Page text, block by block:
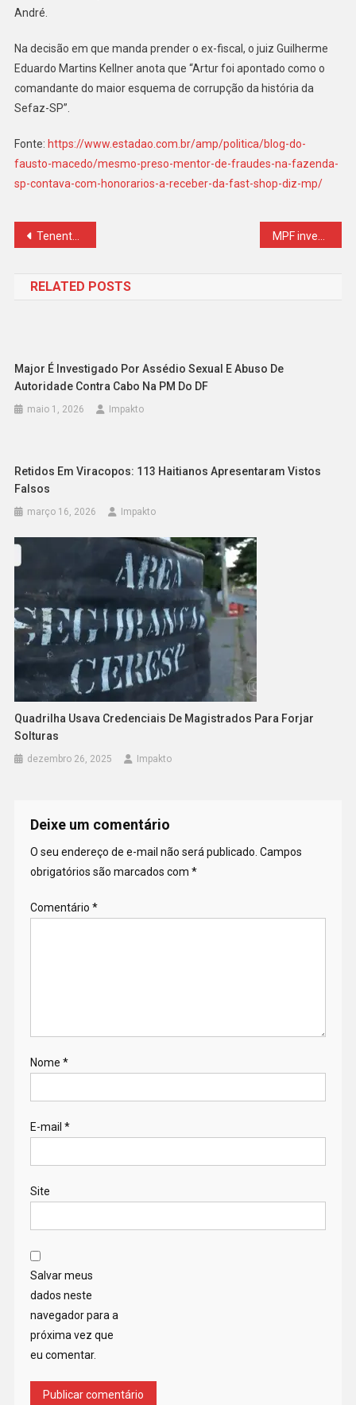
André.
Na decisão em que manda prender o ex-fiscal, o juiz Guilherme
Eduardo Martins Kellner anota que “Artur foi apontado como o
comandante do maior esquema de corrupção da história da
Sefaz-SP”.
Fonte: https://www.estadao.com.br/amp/politica/blog-do-
fausto-macedo/mesmo-preso-mentor-de-fraudes-na-fazenda-
sp-contava-com-honorarios-a-receber-da-fast-shop-diz-mp/
Navegação
Post
Tenente da FAB falsifica testes psicológicos, provoca suspensão de etapa de concurso e é condenada pelo STM
RELATED POSTS
Major É Investigado Por Assédio Sexual E Abuso De
Autoridade Contra Cabo Na PM Do DF
maio 1, 2026 Impakto
Retidos Em Viracopos: 113 Haitianos Apresentaram Vistos
Falsos
março 16, 2026 Impakto
Quadrilha Usava Credenciais De Magistrados Para Forjar
Solturas
dezembro 26, 2025 Impakto
Deixe um comentário
O seu endereço de e-mail não será publicado. Campos
obrigatórios são marcados com *
Comentário *
Nome *
E-mail *
Site
Salvar meus
dados neste
navegador para a
próxima vez que
eu comentar.